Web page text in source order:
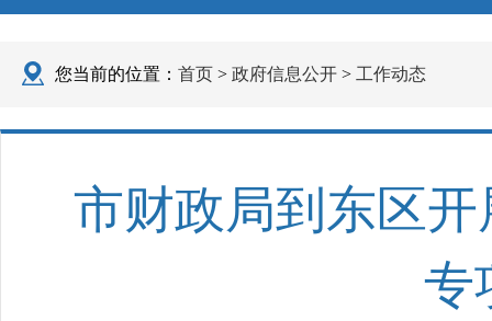
您当前的位置： 首页 > 政府信息公开 > 工作动态
市财政局到东区
专